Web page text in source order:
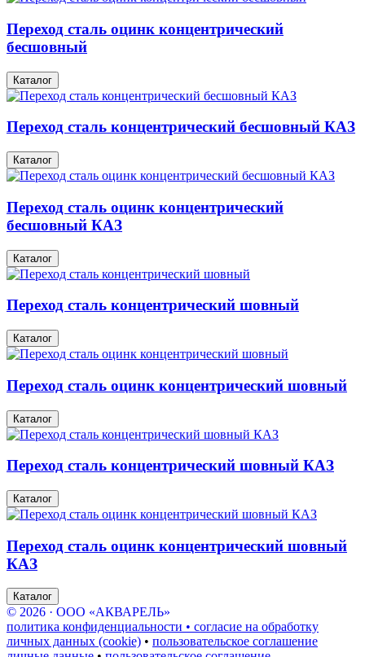
Переход сталь оцинк концентрический
бесшовный
Каталог
Переход сталь концентрический бесшовный КАЗ
Каталог
Переход сталь оцинк концентрический
бесшовный КАЗ
Каталог
Переход сталь концентрический шовный
Каталог
Переход сталь оцинк концентрический шовный
Каталог
Переход сталь концентрический шовный КАЗ
Каталог
Переход сталь оцинк концентрический шовный
КАЗ
Каталог
© 2026 · ООО «АКВАРЕЛЬ»
политика конфиденциальности • согласие на обработку
личных данных (cookie) • пользовательское соглашение